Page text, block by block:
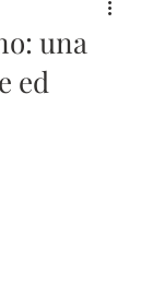
una
ed